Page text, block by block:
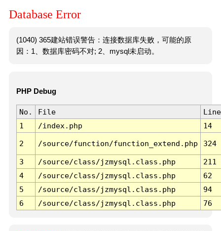
Database Error
(1040) 365建站错误警告：连接数据库失败，可能的原
因：1、数据库密码不对; 2、mysql未启动。
PHP Debug
No. File
Line
1
/index.php 14
2 /source/function/function_extend.php 324
3 /source/class/jzmysql.class.php
211
4
/source/class/jzmysql.class.php
62
5
/source/class/jzmysql.class.php
94
6
/source/class/jzmysql.class.php 76